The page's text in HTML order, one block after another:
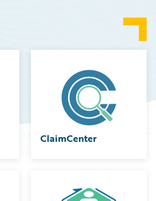
ClaimCenter